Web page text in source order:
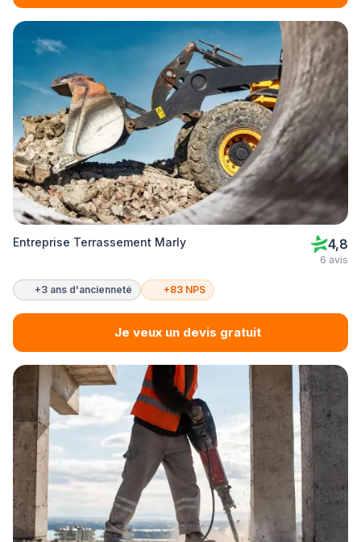
Entreprise Terrassement Marly 4,8
6 avis
+3 ans d'ancienneté +83 NPS
Je veux un devis gratuit